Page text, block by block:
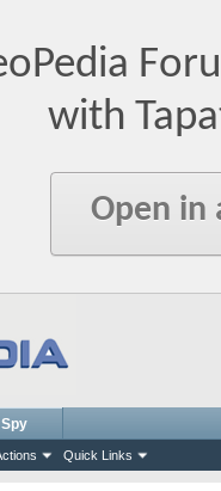
with
Open in
Quick Links
Spy